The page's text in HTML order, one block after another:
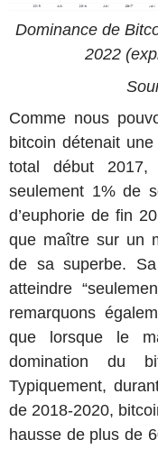
Dominance de
2022
Comme nous
bitcoin détenait
total début 2017,
seulement 1% de
d’euphorie de fin
que maître sur un
de sa superbe.
atteindre
remarquons
que lorsque le
domination du
Typiquement,
de 2018-2020,
hausse de plus de